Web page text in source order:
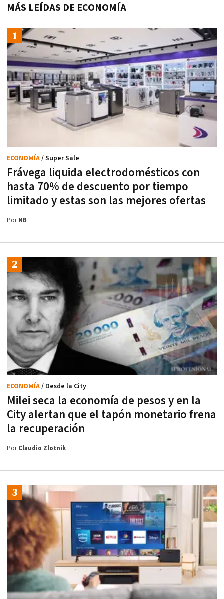
MÁS LEÍDAS DE ECONOMÍA
Frávega liquida electrodomésticos con
hasta 70% de descuento por tiempo
limitado y estas son las mejores ofertas
ECONOMÍA/ Super Sale
PorNB
Milei seca la economía de pesos y en la
City alertan que el tapón monetario frena
la recuperación
ECONOMÍA/ Desde la City
PorClaudio Zlotnik